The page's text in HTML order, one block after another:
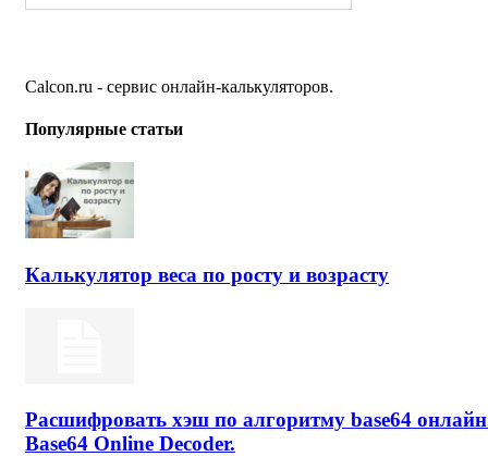
Calcon.ru - сервис онлайн-калькуляторов.
Популярные статьи
Калькулятор веса по росту и возрасту
Расшифровать хэш по алгоритму base64
Base64 Online Decoder.